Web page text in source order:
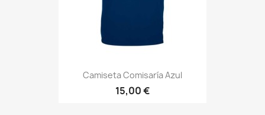
Camiseta Comisaría Azul
15,00 €